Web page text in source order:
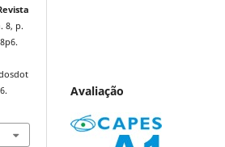
8, p.
Avaliação